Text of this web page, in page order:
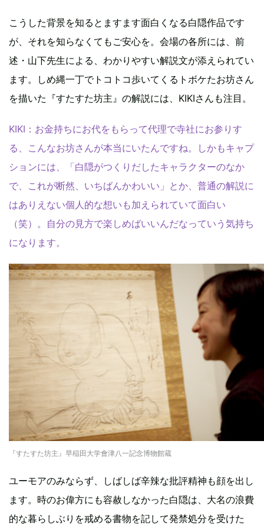
こうした背景を知るとますます面白くなる白隠作品です
が、それを知らなくてもご安心を。会場の各所には、前
述・山下先生による、わかりやすい解説文が添えられてい
ます。しめ縄一丁でトコトコ歩いてくるトボケたお坊さん
を描いた『すたすた坊主』の解説には、KIKIさんも注目。
KIKI：お金持ちにお代をもらって代理で寺社にお参りす
る、こんなお坊さんが本当にいたんですね。しかもキャプ
ションには、「白隠がつくりだしたキャラクターのなか
で、これが断然、いちばんかわいい」とか、普通の解説に
はありえない個人的な想いも加えられていて面白い
（笑）。自分の見方で楽しめばいいんだなっていう気持ち
になります。
『すたすた坊主』早稲田大学會津八一記念博物館蔵
ユーモアのみならず、しばしば辛辣な批評精神も顔を出し
ます。時のお偉方にも容赦しなかった白隠は、大名の浪費
的な暮らしぶりを戒める書物を記して発禁処分を受けた